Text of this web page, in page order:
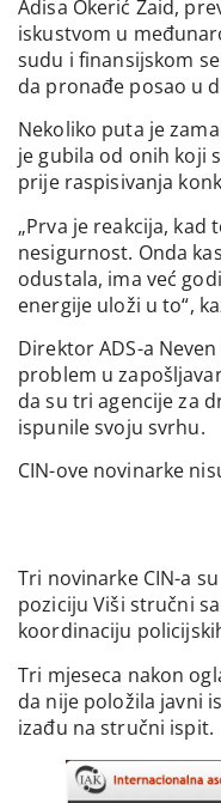
Adisa Okerić Zaid,
iskustvom u
sudu i finansijskom
da pronađe posao u
Nekoliko puta je
je gubila od onih koji
prije raspisivanja
„Prva je reakcija, kad
nesigurnost. Onda
odustala, ima već
energije uloži u to“,
Direktor ADS-a
problem u
da su tri agencije za
ispunile svoju svrhu.
CIN-ove novinarke
Tri novinarke CIN-a
poziciju Viši stručni
koordinaciju
Tri mjeseca nakon
da nije položila javni
izađu na stručni ispit.